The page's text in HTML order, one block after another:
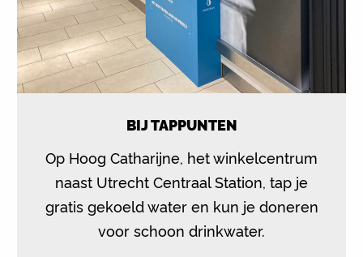
BIJ TAPPUNTEN
Op Hoog Catharijne, het winkelcentrum
naast Utrecht Centraal Station, tap je
gratis gekoeld water en kun je doneren
voor schoon drinkwater.